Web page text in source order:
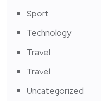
Sport
Technology
Travel
Travel
Uncategorized